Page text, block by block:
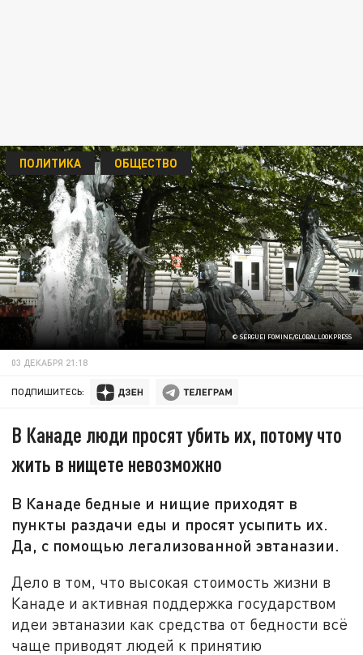
© SERGUEI FOMINE/GLOBALLOOKPRESS
ПОЛИТИКА ОБЩЕСТВО
03 ДЕКАБРЯ 21:18
ПОДПИШИТЕСЬ:
В Канаде люди просят убить их, потому что
жить в нищете невозможно
В Канаде бедные и нищие приходят в
пункты раздачи еды и просят усыпить их.
Да, с помощью легализованной эвтаназии.
Дело в том, что высокая стоимость жизни в
Канаде и активная поддержка государством
идеи эвтаназии как средства от бедности всё
чаще приводят людей к принятию